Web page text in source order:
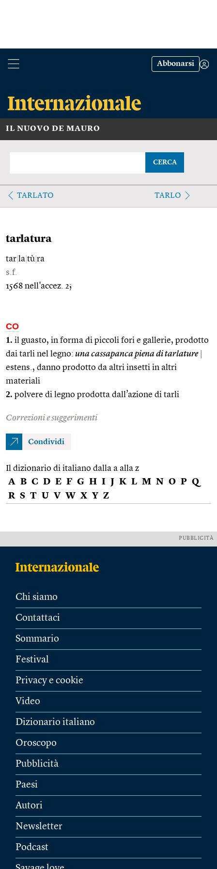
Abbonarsi
IL NUOVO DE MAURO
CERCA
TARLATO TARLO
tarlatura
tar la tù ra
s.f.
1568 nell'accez. 2;
CO
1. il guasto, in forma di piccoli fori e gallerie, prodotto
dai tarli nel legno: una cassapanca piena di tarlature
estens., danno prodotto da altri insetti in altri
materiali
2. polvere di legno prodotta dall’azione di tarli
Correzioni e suggerimenti
Condividi
Il dizionario di italiano dalla a alla z
A B C D E F G H I J K L M N O P Q
R S T U V W X Y Z
PUBBLICITÀ
Chi siamo
Contattaci
Sommario
Festival
Privacy e cookie
Video
Dizionario italiano
Oroscopo
Pubblicità
Paesi
Autori
Newsletter
Podcast